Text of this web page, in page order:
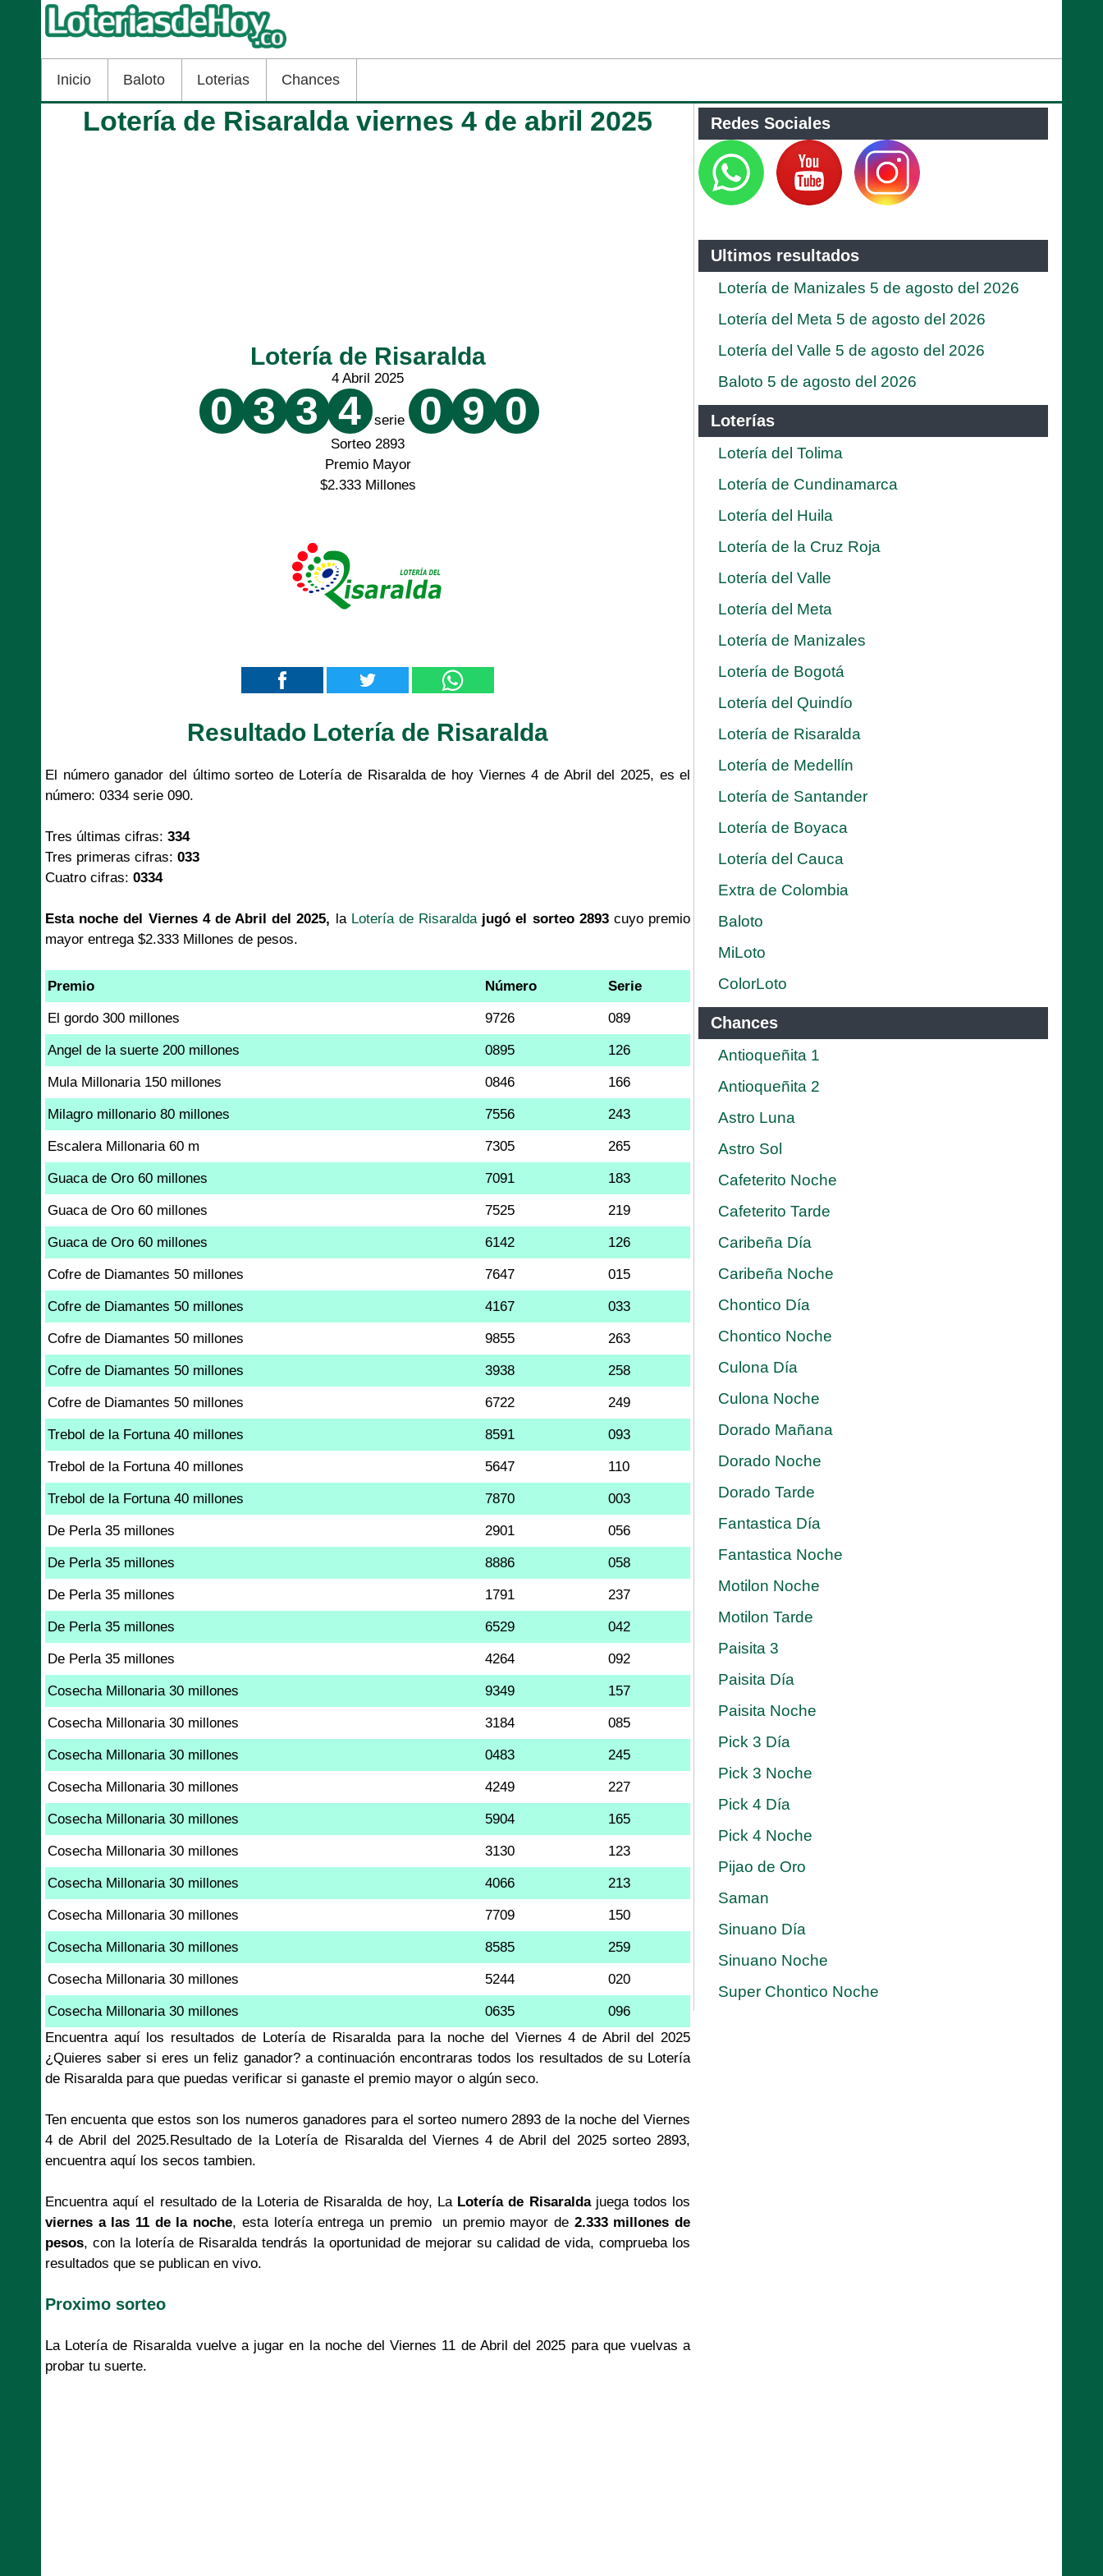
Inicio Baloto Loterias Chances
Lotería de Risaralda viernes 4 de abril 2025
Lotería de Risaralda
4 Abril 2025
0 3 3 4 serie 0 9 0
Sorteo 2893
Premio Mayor
$2.333 Millones
Resultado Lotería de Risaralda
El número ganador del último sorteo de Lotería de Risaralda de hoy Viernes 4 de Abril del 2025, es el
número: 0334 serie 090.
Tres últimas cifras: 334
Tres primeras cifras: 033
Cuatro cifras: 0334
Esta noche del Viernes 4 de Abril del 2025, la Lotería de Risaralda jugó el sorteo 2893cuyo premio
mayor entrega $2.333 Millones de pesos.
Premio Número Serie
El gordo 300 millones 9726 089
Angel de la suerte 200 millones 0895 126
Mula Millonaria 150 millones 0846 166
Milagro millonario 80 millones 7556 243
Escalera Millonaria 60 m 7305 265
Guaca de Oro 60 millones 7091 183
Guaca de Oro 60 millones 7525 219
Guaca de Oro 60 millones 6142 126
Cofre de Diamantes 50 millones 7647 015
Cofre de Diamantes 50 millones 4167 033
Cofre de Diamantes 50 millones 9855 263
Cofre de Diamantes 50 millones 3938 258
Cofre de Diamantes 50 millones 6722 249
Trebol de la Fortuna 40 millones 8591 093
Trebol de la Fortuna 40 millones 5647 110
Trebol de la Fortuna 40 millones 7870 003
De Perla 35 millones 2901 056
De Perla 35 millones 8886 058
De Perla 35 millones 1791 237
De Perla 35 millones 6529 042
De Perla 35 millones 4264 092
Cosecha Millonaria 30 millones 9349 157
Cosecha Millonaria 30 millones 3184 085
Cosecha Millonaria 30 millones 0483 245
Cosecha Millonaria 30 millones 4249 227
Cosecha Millonaria 30 millones 5904 165
Cosecha Millonaria 30 millones 3130 123
Cosecha Millonaria 30 millones 4066 213
Cosecha Millonaria 30 millones 7709 150
Cosecha Millonaria 30 millones 8585 259
Cosecha Millonaria 30 millones 5244 020
Cosecha Millonaria 30 millones 0635
096
Encuentra aquí los resultados de Lotería de Risaralda para la noche del Viernes 4 de Abril del 2025
¿Quieres saber si eres un feliz ganador? a continuación encontraras todos los resultados de su Lotería
de Risaralda para que puedas verificar si ganaste el premio mayor o algún seco.
Ten encuenta que estos son los numeros ganadores para el sorteo numero 2893 de la noche del Viernes
4 de Abril del 2025.Resultado de la Lotería de Risaralda del Viernes 4 de Abril del 2025 sorteo 2893,
encuentra aquí los secos tambien.
Encuentra aquí el resultado de la Loteria de Risaralda de hoy, La Lotería de Risaraldajuega todos los
viernes a las 11 de la noche, esta lotería entrega un premio un premio mayor de 2.333 millones de
pesos, con la lotería de Risaralda tendrás la oportunidad de mejorar su calidad de vida, comprueba los
resultados que se publican en vivo.
Proximo sorteo
La Lotería de Risaralda vuelve a jugar en la noche del Viernes 11 de Abril del 2025 para que vuelvas a
probar tu suerte.
Redes Sociales
Ultimos resultados
Lotería de Manizales 5 de agosto del 2026
Lotería del Meta 5 de agosto del 2026
Lotería del Valle 5 de agosto del 2026
Baloto 5 de agosto del 2026
Loterías
Lotería del Tolima
Lotería de Cundinamarca
Lotería del Huila
Lotería de la Cruz Roja
Lotería del Valle
Lotería del Meta
Lotería de Manizales
Lotería de Bogotá
Lotería del Quindío
Lotería de Risaralda
Lotería de Medellín
Lotería de Santander
Lotería de Boyaca
Lotería del Cauca
Extra de Colombia
Baloto
MiLoto
ColorLoto
Chances
Antioqueñita 1
Antioqueñita 2
Astro Luna
Astro Sol
Cafeterito Noche
Cafeterito Tarde
Caribeña Día
Caribeña Noche
Chontico Día
Chontico Noche
Culona Día
Culona Noche
Dorado Mañana
Dorado Noche
Dorado Tarde
Fantastica Día
Fantastica Noche
Motilon Noche
Motilon Tarde
Paisita 3
Paisita Día
Paisita Noche
Pick 3 Día
Pick 3 Noche
Pick 4 Día
Pick 4 Noche
Pijao de Oro
Saman
Sinuano Día
Sinuano Noche
Super Chontico Noche